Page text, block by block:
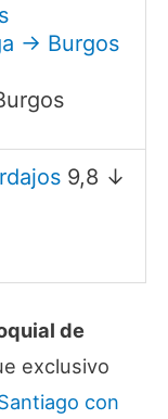
→ Burgos
9,8 ↓
de
exclusivo
con